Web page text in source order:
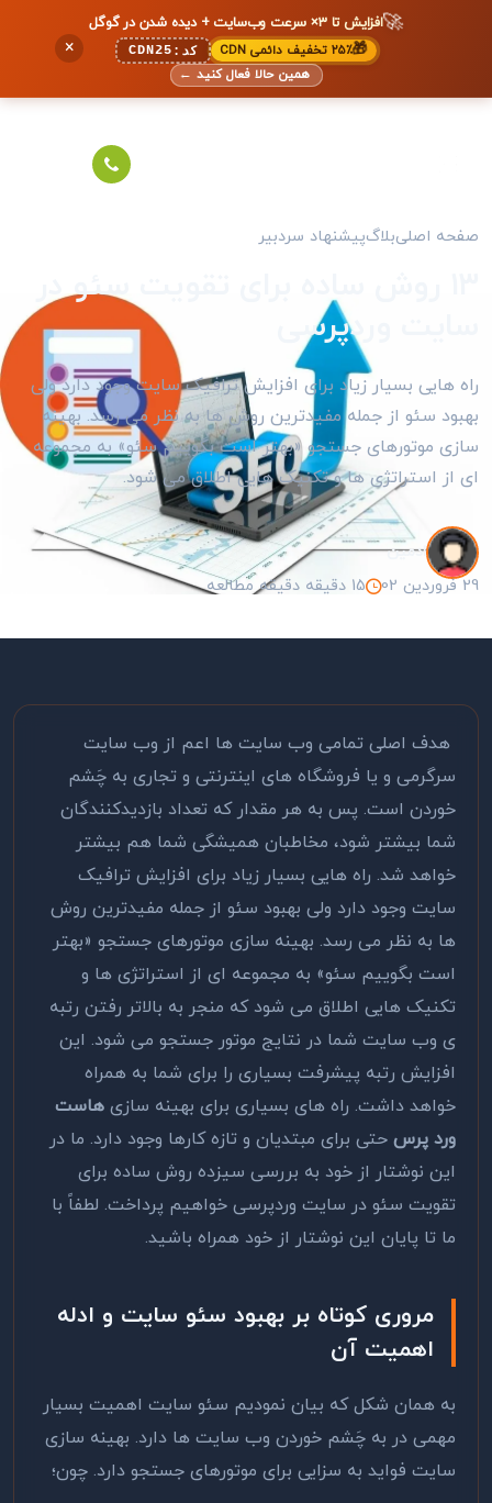
🚀افزایش تا ۳× سرعت وب‌سایت + دیده شدن در گوگل
🎁۲۵٪ تخفیف دائمی CDN کد: CDN25
همین حالا فعال کنید ←
×
صفحه اصلیبلاگپیشنهاد سردبیر
۱۳ روش ساده برای تقویت سئو در
سایت وردپرسی
راه هایی بسیار زیاد برای افزایش ترافیک سایت وجود دارد ولی
بهبود سئو از جمله مفیدترین روش ها به نظر می رسد. بهینه
سازی موتورهای جستجو «بهتر است بگوییم سئو» به مجموعه
ای از استراتژی ها و تکنیک‌ هایی اطلاق می شود.
ادمین
29 فروردین 02 15 دقیقه دقیقه مطالعه
هدف اصلی تمامی وب سایت ها اعم از وب سایت
سرگرمی و یا فروشگاه های اینترنتی و تجاری به چَشم
خوردن است. پس به هر مقدار که تعداد بازدیدکنندگان
شما بیشتر شود، مخاطبان همیشگی شما هم بیشتر
خواهد شد. راه هایی بسیار زیاد برای افزایش ترافیک
سایت وجود دارد ولی بهبود سئو از جمله مفیدترین روش
ها به نظر می رسد. بهینه سازی موتورهای جستجو «بهتر
است بگوییم سئو» به مجموعه ای از استراتژی ها و
تکنیک‌ هایی اطلاق می شود که منجر به بالاتر رفتن رتبه
ی وب سایت شما در نتایج موتور جستجو می شود. این
افزایش رتبه پیشرفت بسیاری را برای شما به همراه
خواهد داشت. راه های بسیاری برای بهینه سازی هاست
ورد پرس حتی برای مبتدیان و تازه کارها وجود دارد. ما در
این نوشتار از خود به بررسی سیزده روش ساده برای
تقویت سئو در سایت وردپرسی خواهیم پرداخت. لطفاً با
ما تا پایان این نوشتار از خود همراه باشید.
مروری کوتاه بر بهبود سئو سایت و ادله
اهمیت آن
به همان شکل که بیان نمودیم سئو سایت اهمیت بسیار
مهمی در به چَشم خوردن وب سایت ها دارد. بهینه سازی
سایت فواید به سزایی برای موتورهای جستجو دارد. چون؛